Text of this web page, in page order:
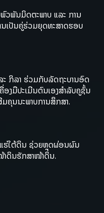
ວພັນມິດຕະພາບ ແລະ ການ
ເປັນຄູ່ຮ່ວມຍຸດທະສາດຮອບ
ະ ກິລາ ຮ່ວມກັບລັດຖະບານອົດ
ອງມືປະເມີນຕົນເອງສຳລັບຄູຊັ້ນ
ຄຸນນະພາບການສຶກສາ.
ຮ່ໃຕ້ດິນ ຊ່ວຍຫຼຸດຜ່ອນຜົນ
ດິນຮັກສາໜ້າດິນ.